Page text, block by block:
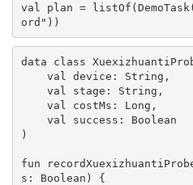
val plan =
ord"))
data class
)
fun
s: Boolean) {